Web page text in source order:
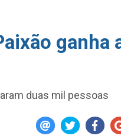
ganha
duas mil pessoas